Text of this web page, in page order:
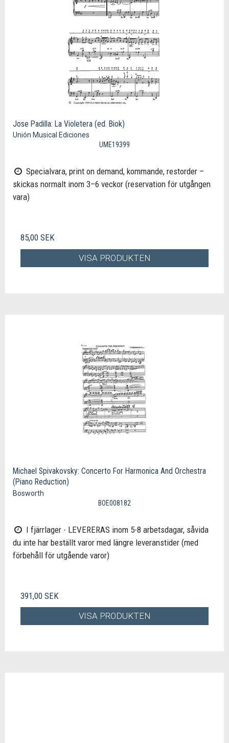
Jose Padilla: La Violetera (ed. Biok)
Unión Musical Ediciones
UME19399
Specialvara, print on demand, kommande, restorder –
skickas normalt inom 3–6 veckor (reservation för utgången
vara)
85,00 SEK
VISA PRODUKTEN
Michael Spivakovsky: Concerto For Harmonica And Orchestra
(Piano Reduction)
Bosworth
BOE008182
I fjärrlager - LEVERERAS inom 5-8 arbetsdagar, såvida
du inte har beställt varor med längre leveranstider (med
förbehåll för utgående varor)
391,00 SEK
VISA PRODUKTEN